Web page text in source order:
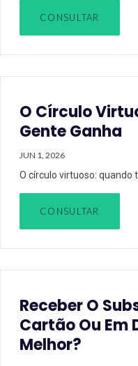
CONSULTAR
O Círculo
Gente Ganha
JUN 1, 2026
O círculo virtuoso: quando
CONSULTAR
Receber O
Cartão Ou Em
Melhor?